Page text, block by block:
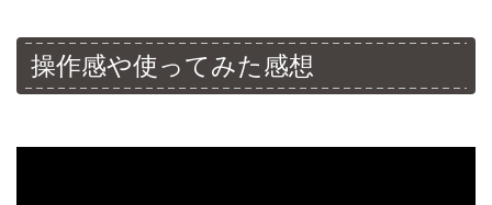
操作感や使ってみた感想